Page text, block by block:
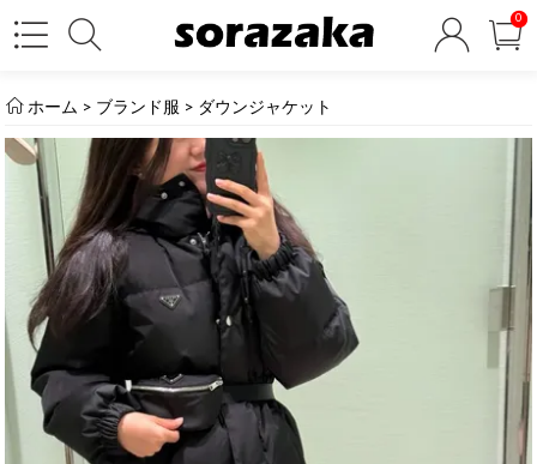
0
ホーム > ブランド服 > ダウンジャケット